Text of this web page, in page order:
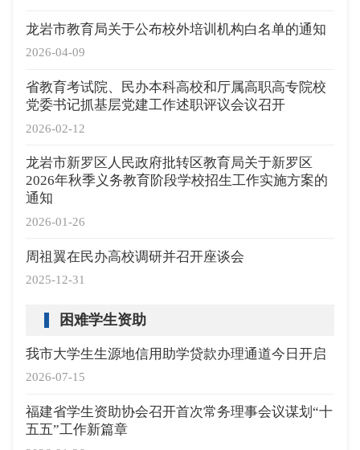
2026-04-09
龙岩市教育局关于公布校外培训机构白名单的通知
2026-02-12
省教育考试院、民办本科高校和厅属高职高专院校
党委书记抓基层党建工作述职评议会议召开
2026-01-26
龙岩市新罗区人民政府批转区教育局关于新罗区
2026年秋季义务教育阶段学校招生工作实施方案的
通知
2025-12-31
周祖翼在民办高校调研并召开座谈会
困难学生资助
2026-07-15
我市大学生生源地信用助学贷款办理通道今日开启
福建省学生资助协会召开首次常务理事会议谋划“十
五五”工作新篇章